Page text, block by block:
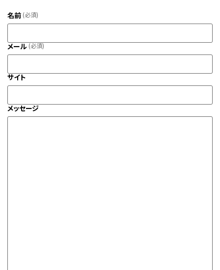
名前 (必須)
メール(必須)
サイト
メッセージ